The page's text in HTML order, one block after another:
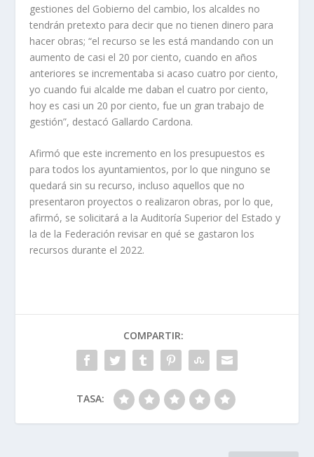
gestiones del Gobierno del cambio, los alcaldes no
tendrán pretexto para decir que no tienen dinero para
hacer obras; “el recurso se les está mandando con un
aumento de casi el 20 por ciento, cuando en años
anteriores se incrementaba si acaso cuatro por ciento,
yo cuando fui alcalde me daban el cuatro por ciento,
hoy es casi un 20 por ciento, fue un gran trabajo de
gestión”, destacó Gallardo Cardona.
Afirmó que este incremento en los presupuestos es
para todos los ayuntamientos, por lo que ninguno se
quedará sin su recurso, incluso aquellos que no
presentaron proyectos o realizaron obras, por lo que,
afirmó, se solicitará a la Auditoría Superior del Estado y
la de la Federación revisar en qué se gastaron los
recursos durante el 2022.
COMPARTIR:
TASA: